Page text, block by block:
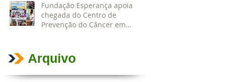
Fundação Esperança apoia
chegada do Centro de
Prevenção do Câncer em
formação acadêmica
Arquivo